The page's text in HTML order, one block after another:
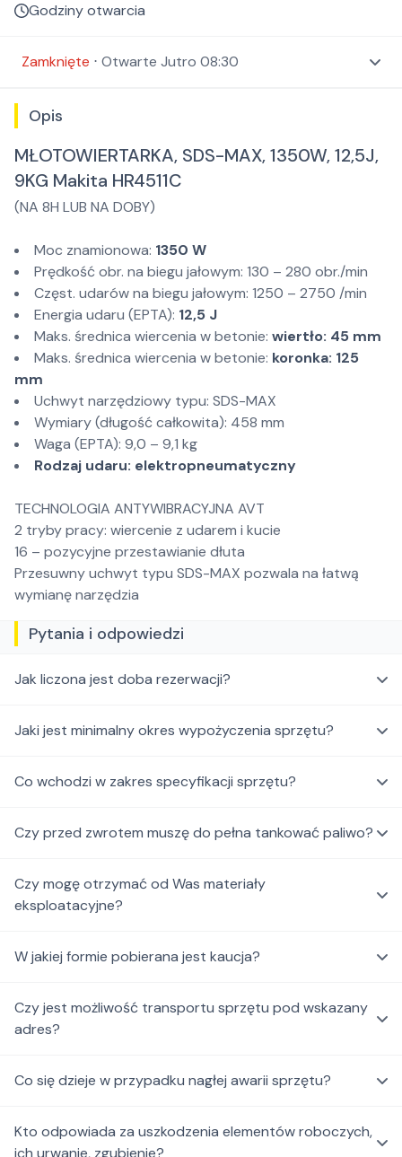
Godziny otwarcia
Zamknięte ⋅ Otwarte Jutro 08:30
Opis
MŁOTOWIERTARKA, SDS-MAX, 1350W, 12,5J,
9KG Makita HR4511C
(NA 8H LUB NA DOBY)
Moc znamionowa: 1350 W
Prędkość obr. na biegu jałowym: 130 – 280 obr./min
Częst. udarów na biegu jałowym: 1250 – 2750 /min
Energia udaru (EPTA): 12,5 J
Maks. średnica wiercenia w betonie: wiertło: 45 mm
Maks. średnica wiercenia w betonie: koronka: 125
mm
Uchwyt narzędziowy typu: SDS-MAX
Wymiary (długość całkowita): 458 mm
Waga (EPTA): 9,0 – 9,1 kg
Rodzaj udaru: elektropneumatyczny
TECHNOLOGIA ANTYWIBRACYJNA AVT
2 tryby pracy: wiercenie z udarem i kucie
16 – pozycyjne przestawianie dłuta
Przesuwny uchwyt typu SDS-MAX pozwala na łatwą
wymianę narzędzia
Pytania i odpowiedzi
Jak liczona jest doba rezerwacji?
Jaki jest minimalny okres wypożyczenia sprzętu?
Co wchodzi w zakres specyfikacji sprzętu?
Czy przed zwrotem muszę do pełna tankować paliwo?
Czy mogę otrzymać od Was materiały
eksploatacyjne?
W jakiej formie pobierana jest kaucja?
Czy jest możliwość transportu sprzętu pod wskazany
adres?
Co się dzieje w przypadku nagłej awarii sprzętu?
Kto odpowiada za uszkodzenia elementów roboczych,
ich urwanie, zgubienie?